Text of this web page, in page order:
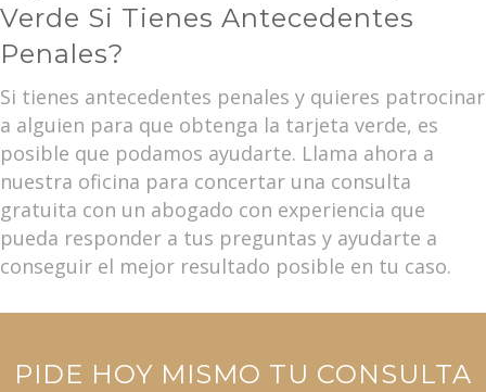
Verde Si Tienes Antecedentes
Penales?
Si tienes antecedentes penales y quieres patrocinar
a alguien para que obtenga la tarjeta verde, es
posible que podamos ayudarte. Llama ahora a
nuestra oficina para concertar una consulta
gratuita con un abogado con experiencia que
pueda responder a tus preguntas y ayudarte a
conseguir el mejor resultado posible en tu caso.
PIDE HOY MISMO TU CONSULTA